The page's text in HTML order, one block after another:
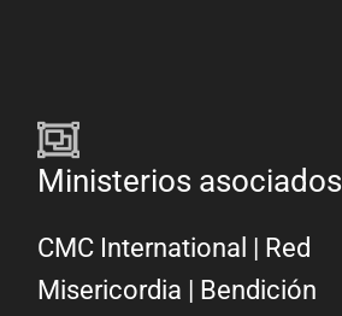
Ministerios asociados
CMC International | Red
Misericordia | Bendición